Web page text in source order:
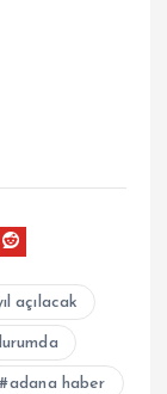
açılacak
adana haber